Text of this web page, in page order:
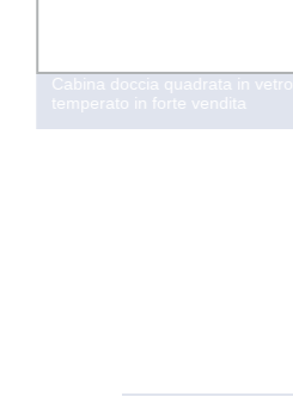
Cabina doccia quadrata in vetro
temperato in forte vendita